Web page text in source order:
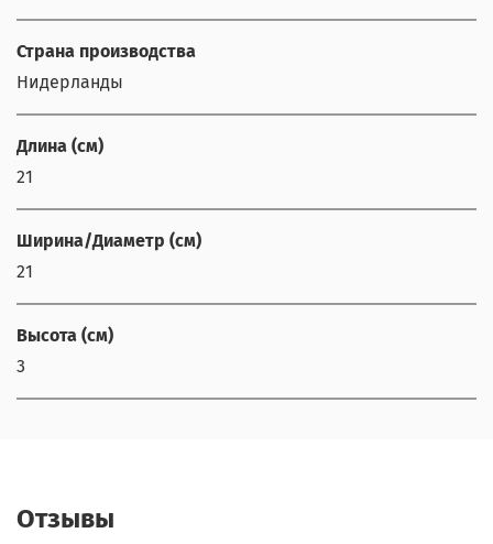
Страна производства
Нидерланды
Длина (см)
21
Ширина/Диаметр (см)
21
Высота (см)
3
Отзывы